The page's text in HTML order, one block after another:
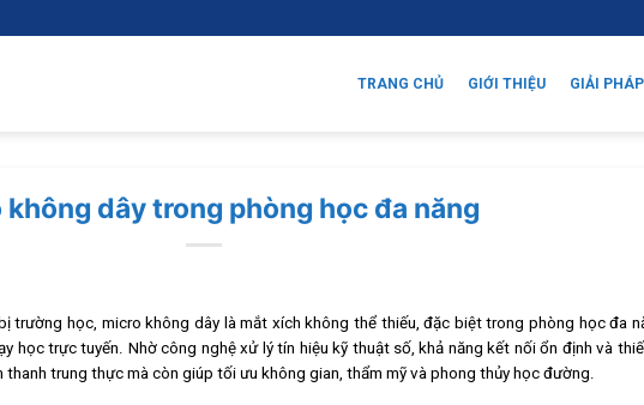
TRANG CHỦ GIỚI THIỆU GIẢI PHÁP
không dây trong phòng học đa năng
trường học, micro không dây là mắt xích không thể thiếu, đặc biệt trong phòng học đa
học trực tuyến. Nhờ công nghệ xử lý tín hiệu kỹ thuật số, khả năng kết nối ổn định và
trung thực mà còn giúp tối ưu không gian, thẩm mỹ và phong thủy học đường.